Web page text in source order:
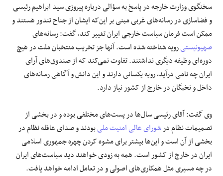
سخنگوی وزارت خارجه در پاسخ به سؤالی درباره پیروزی سید ابراهیم رئیسی
و فضاسازی در رسانه‌های غربی مبنی بر این‌که ایشان از جناح تندور هستند و
ممکن است فرمان سیاست خارجی ایران تغییر کند، گفت: رسانه‌های
صهیونیستیرویه شناخته‌ شده است. آنها جز تخریب منتخبان ملت در هیچ
دوره‌ای وظیفه دیگری نداشتند. تفاوت نمی‌کند که از صندوق‌های آرای
ایران چه نامی درآید، رویه یکسانی دارند و این دانش و آگاهی رسانه‌های
داخل و نخبگان در خارج از کشور نیاز دارد.
وی گفت: آقای رئیسی سال‌ها در پست‌های مختلفی بوده و در بخشی از
تصمیمات نظام درشورای عالی امنیت ملیبودند و صدای عاقله نظام در
بخشی از آن است و این‌ها بیشتر برای مشوه کردن چهره جمهوری اسلامی
ایران در خارج از کشور است. همه به زودی خواهند دید سیاست‌های ایران
در چه مسیری مثل همکاری‌های اصولی و در تعامل ادامه خواهد یافت.